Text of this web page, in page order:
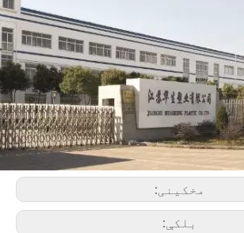
مخکینی:
بلکې: